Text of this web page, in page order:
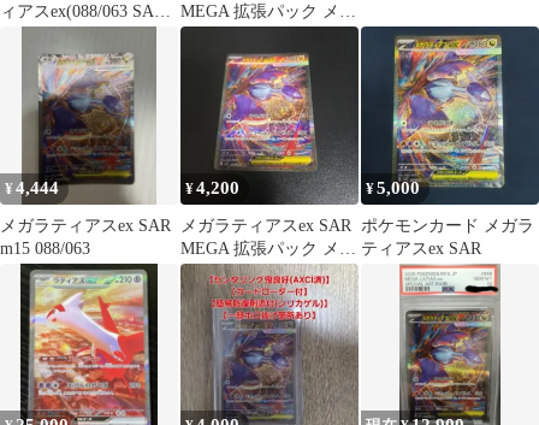
ィアスex(088/063 SAR)
MEGA 拡張パック メガ
シンフォニア キラ 08…
¥4,444
メガラティアスex SAR
m15 088/063
¥4,200
メガラティアスex SAR
MEGA 拡張パック メガ
シンフォニア キラ 08…
¥5,000
ポケモンカード メガラ
ティアスex SAR